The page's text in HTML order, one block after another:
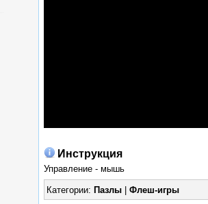
Инструкция
Управление - мышь
Категории: Пазлы| Флеш-игры